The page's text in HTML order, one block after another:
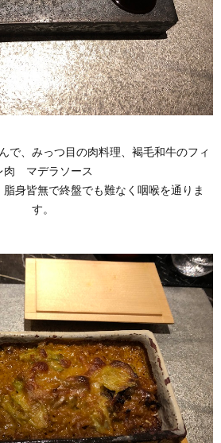
で、みっつ目の肉料理、褐毛和牛のフィ
肉 マデラソース
身皆無で終盤でも難なく咽喉を通りま
す。